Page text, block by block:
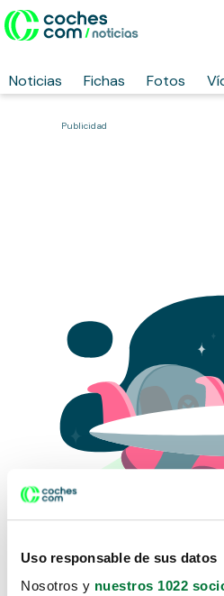
Uso responsable de sus datos
Nosotros y nuestros 1022
Noticias Fichas Fotos
Publicidad